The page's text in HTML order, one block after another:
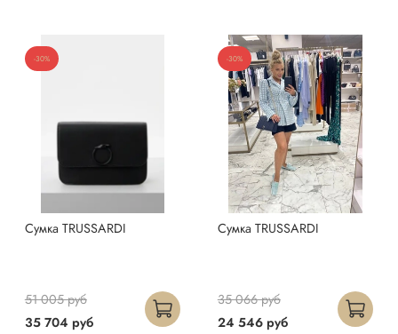
-30%
Сумка TRUSSARDI
35 704 руб
51 005 руб
-30%
Сумка TRUSSARDI
24 546 руб
35 066 руб